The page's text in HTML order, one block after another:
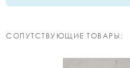
CОПУТСТВУЮЩИЕ ТОВАРЫ: